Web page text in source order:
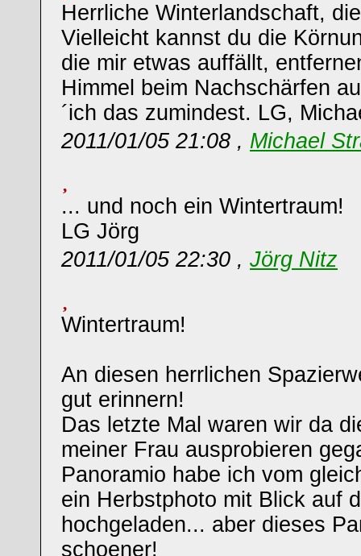
Herrliche Winterlandschaft,
Vielleicht kannst du die
die mir etwas auffällt,
Himmel beim Nachschärfen
´ich das zumindest. LG,
2011/01/05 21:08 , Michael
... und noch ein Wintertraum!
LG Jörg
2011/01/05 22:30 , Jörg Nitz
Wintertraum!
An diesen herrlichen
gut erinnern!
Das letzte Mal waren wir da
meiner Frau ausprobieren
Panoramio habe ich vom
ein Herbstphoto mit Blick auf
hochgeladen... aber dieses
schoener!